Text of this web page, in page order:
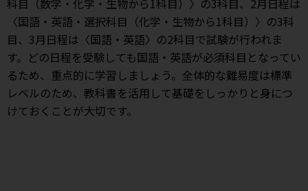
科目（数学・化学・生物から1科目）〉の3科目、2月日程は
〈国語・英語・選択科目（化学・生物から1科目）〉の3科
目、3月日程は〈国語・英語〉の2科目で試験が行われま
す。どの日程を受験しても国語・英語が必須科目となってい
るため、重点的に学習しましょう。全体的な難易度は標準
レベルのため、教科書を活用して基礎をしっかりと身につ
けておくことが大切です。